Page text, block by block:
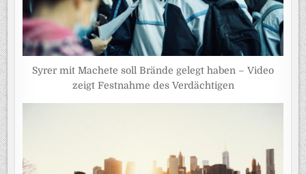
Syrer mit Machete soll Brände gelegt haben – Video
zeigt Festnahme des Verdächtigen